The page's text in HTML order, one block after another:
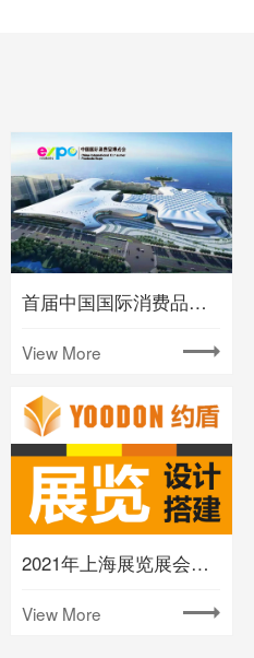
首届中国国际消费品博览会将在海南举办
View More
2021年上海展览展会时间排期表(下半年)
View More